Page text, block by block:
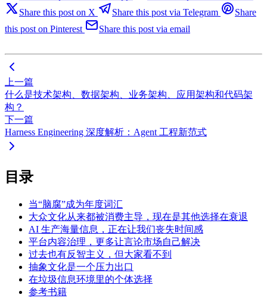
Share this post on X
Share this post via Telegram
Share
this post on Pinterest
Share this post via email
上一篇
什么是技术架构、数据架构、业务架构、应用架构和代码架
构？
下一篇
Harness Engineering 深度解析：Agent 工程新范式
目录
当“脑腐”成为年度词汇
大众文化从来都被消费主导，现在是其他选择在衰退
AI 生产海量信息，正在让我们丧失时间感
平台内容治理，更多让言论市场自己解决
过去也有反智主义，但大家看不到
抽象文化是一个压力出口
在垃圾信息环境里的个体选择
参考书籍